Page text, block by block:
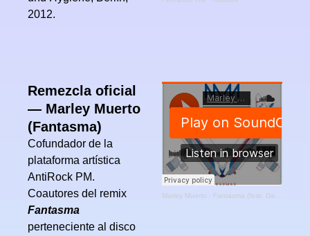
2012.
Remezcla oficial
— Marley Muerto
(Fantasma)
Cofundador de la
plataforma artística
AntiRock PM.
Coautores del remix
Fantasma
perteneciente al disco
Marley Muerto · Fantasma (feat. Da Pawn, AntiRock PM, coro colegio SEK Los Valles)